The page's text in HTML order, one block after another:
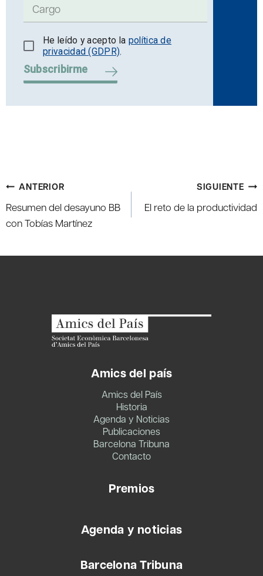
He leído y acepto la política de
privacidad (GDPR).
Subscribirme
Navegación
de
entradas
ANTERIOR
Resumen del desayuno BB
con Tobías Martínez
SIGUIENTE
El reto de la productividad
Amics del país
Amics del País
Historia
Agenda y Noticias
Publicaciones
Barcelona Tribuna
Contacto
Premios
Agenda y noticias
Barcelona Tribuna